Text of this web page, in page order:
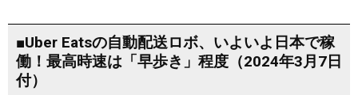
■Uber Eatsの自動配送ロボ、いよいよ日本で稼
働！最高時速は「早歩き」程度（2024年3月7日
付）